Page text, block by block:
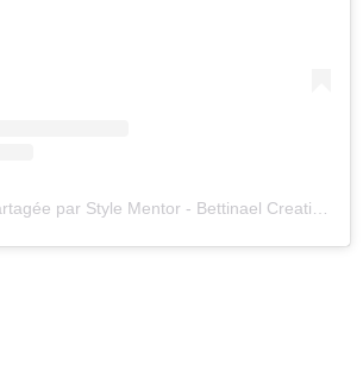
Une publication partagée par Style Mentor - Bettinael Creation (@bettinaelcreation)